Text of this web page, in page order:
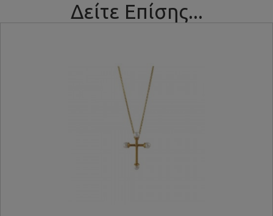
Δείτε Επίσης...